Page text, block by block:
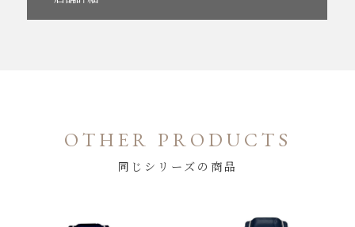
OTHER PRODUCTS
同じシリーズの商品